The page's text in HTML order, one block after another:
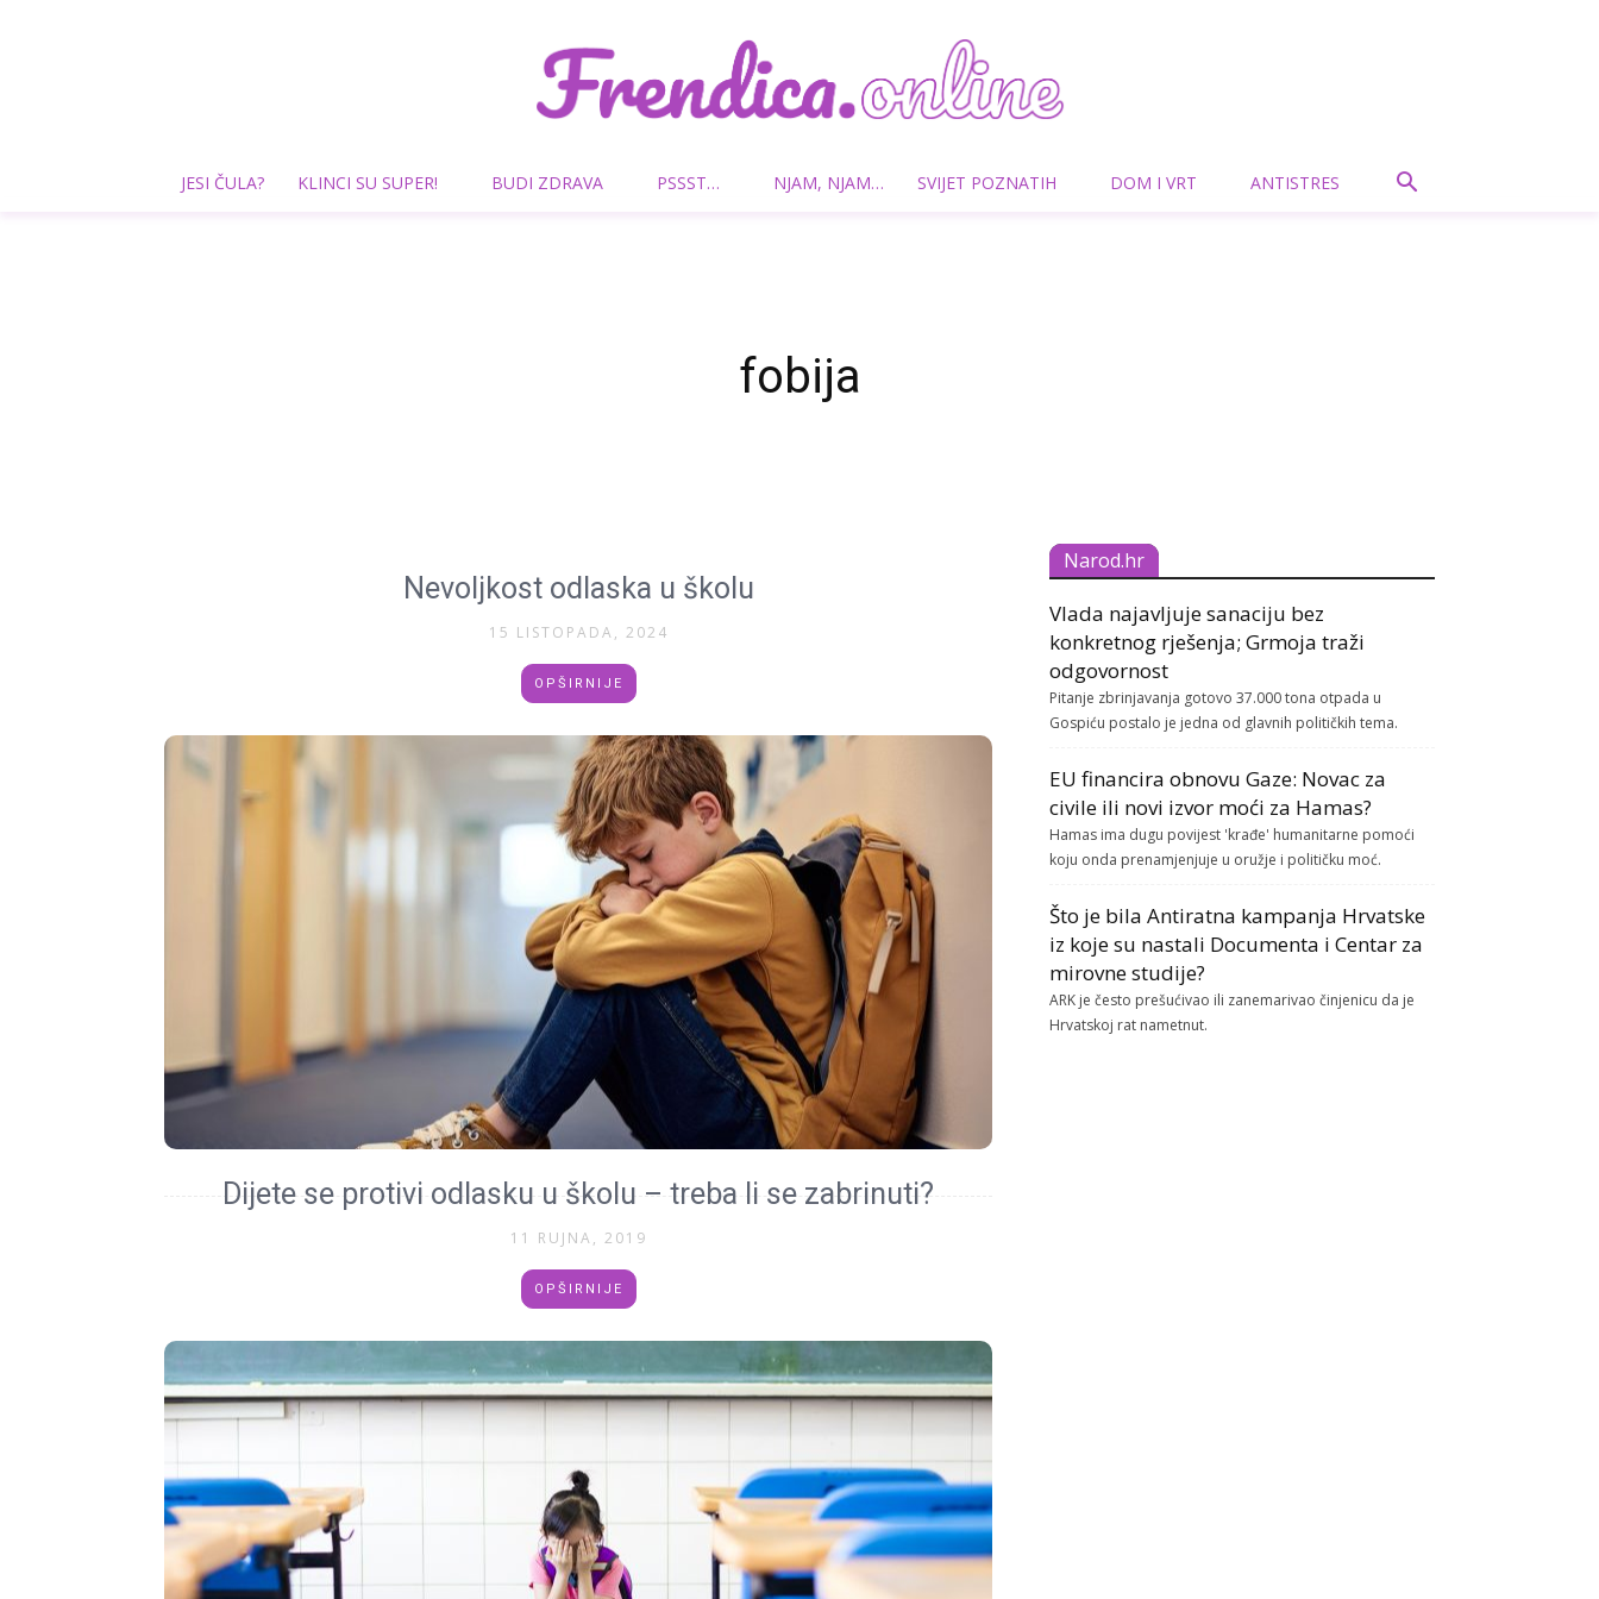
Frendica.online
JESI ČULA? KLINCI SU SUPER! BUDI ZDRAVA PSSST… NJAM, NJAM… SVIJET POZNATIH DOM I VRT ANTISTRES
fobija
Nevoljkost odlaska u školu
15 LISTOPADA, 2024
OPŠIRNIJE
Dijete se protivi odlasku u školu – treba li se zabrinuti?
11 RUJNA, 2019
OPŠIRNIJE
Narod.hr
Vlada najavljuje sanaciju bez
konkretnog rješenja; Grmoja traži
odgovornost
Pitanje zbrinjavanja gotovo 37.000 tona otpada u
Gospiću postalo je jedna od glavnih političkih tema.
EU financira obnovu Gaze: Novac za
civile ili novi izvor moći za Hamas?
Hamas ima dugu povijest 'krađe' humanitarne pomoći
koju onda prenamjenjuje u oružje i političku moć.
Što je bila Antiratna kampanja Hrvatske
iz koje su nastali Documenta i Centar za
mirovne studije?
ARK je često prešućivao ili zanemarivao činjenicu da je
Hrvatskoj rat nametnut.